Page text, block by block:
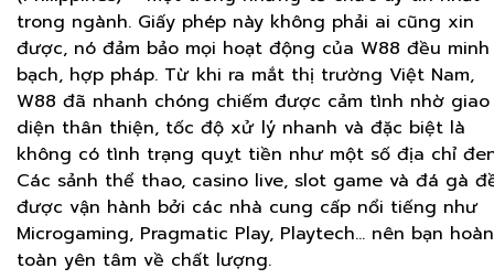
trong ngành. Giấy phép này không phải ai cũng xin
được, nó đảm bảo mọi hoạt động của W88 đều minh
bạch, hợp pháp. Từ khi ra mắt thị trường Việt Nam,
W88 đã nhanh chóng chiếm được cảm tình nhờ giao
diện thân thiện, tốc độ xử lý nhanh và đặc biệt là
không có tình trạng quỵt tiền như một số địa chỉ
Các sảnh thể thao, casino live, slot game và đá gà
được vận hành bởi các nhà cung cấp nổi tiếng như
Microgaming, Pragmatic Play, Playtech… nên bạn hoàn
toàn yên tâm về chất lượng.